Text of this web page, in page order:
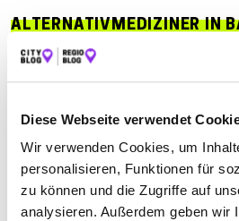
Diese Webseite verwendet
Wir verwenden Cookies, um
personalisieren, Funktionen für
zu können und die Zugriffe auf
analysieren. Außerdem geben wir
ALTERNATIVMEDIZINER IN
Finden
ALLE BAD BREISIG
BAD